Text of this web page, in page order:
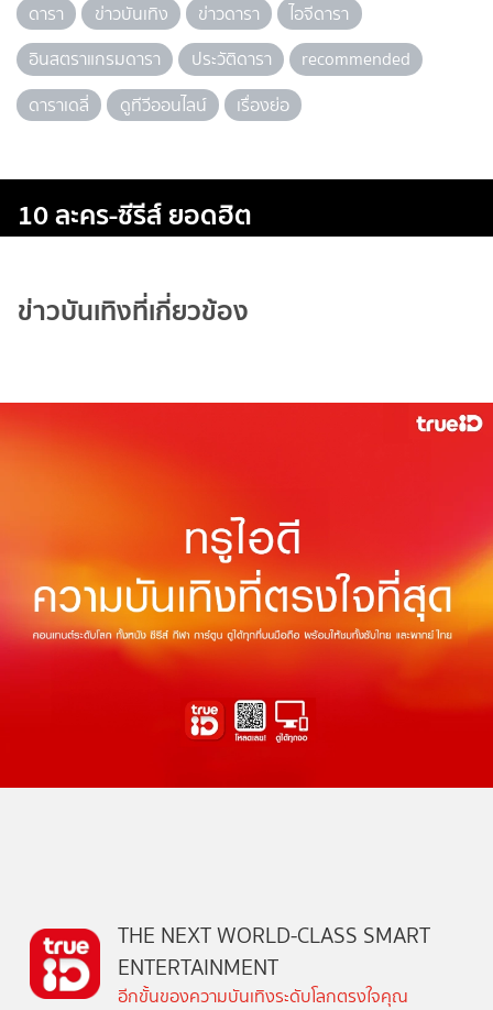
ดารา ข่าวบันเทิง ข่าวดารา
ไอจีดารา
อินสตราแกรมดารา
ประวัติดารา
recommended
ดาราเดลี่
ดูทีวีออนไลน์ เรื่องย่อ
10 ละคร-ซีรีส์ ยอดฮิต
ข่าวบันเทิงที่เกี่ยวข้อง
THE NEXT WORLD-CLASS SMART
ENTERTAINMENT
อีกขั้นของความบันเทิงระดับโลกตรงใจคุณ